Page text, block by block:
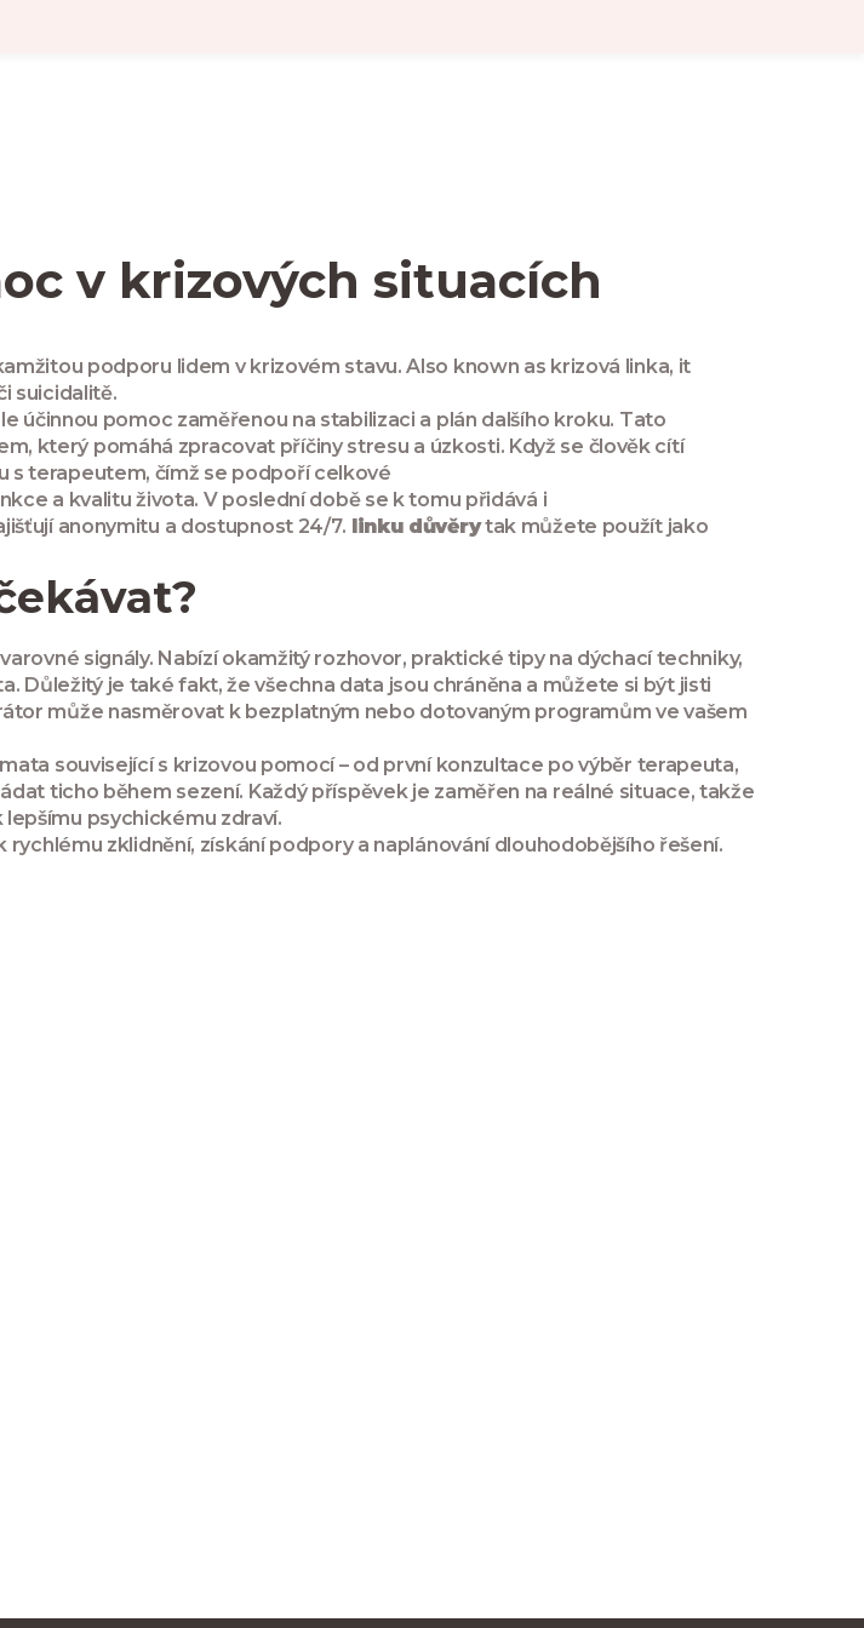
v krizových situacích
podporu lidem v krizovém stavu. Also known as krizová linka, it
suicidalitě.
účinnou pomoc zaměřenou na stabilizaci a plán dalšího kroku. Tato
který pomáhá zpracovat příčiny stresu a úzkosti. Když se člověk cítí
s terapeutem, čímž se podpoří celkové
a kvalitu života. V poslední době se k tomu přidává i
anonymitu a dostupnost 24/7. linku důvěrytak můžete použít jako
signály. Nabízí okamžitý rozhovor, praktické tipy na dýchací techniky,
je také fakt, že všechna data jsou chráněna a můžete si být jisti
může nasměrovat k bezplatným nebo dotovaným programům ve vašem
související s krizovou pomocí – od první konzultace po výběr terapeuta,
ticho během sezení. Každý příspěvek je zaměřen na reálné situace, takže
psychickému zdraví.
zklidnění, získání podpory a naplánování dlouhodobějšího řešení.